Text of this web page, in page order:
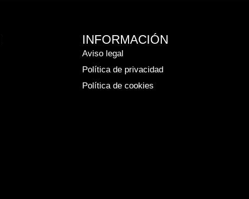
INFORMACIÓN
Aviso legal
Política de privacidad
Política de cookies